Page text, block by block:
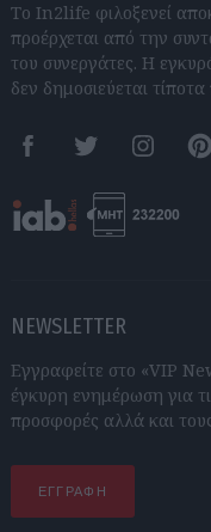
Το In2life φιλοξενεί
προέρχεται από την
του συνεργάτες. Η
δεν δημοσιεύεται
FacebookTwitter Instagram
NEWSLETTER
Εγγραφείτε στο «VIP
έγκυρη ενημέρωση για
προσφορές αλλά και
ΕΓΓΡΑΦΗ